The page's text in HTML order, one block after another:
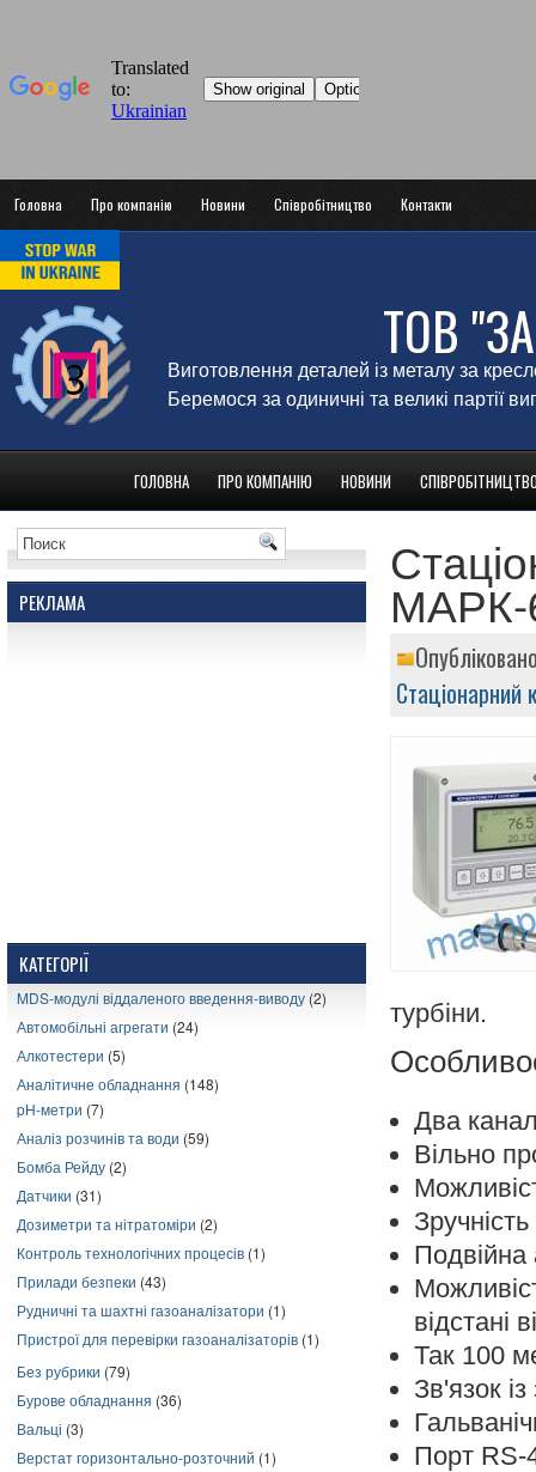
Головна Про компанію Новини Співробітництво Контакти
ТОВ
Виготовлення деталей із металу за
Беремося за одиничні та великі партії
ГОЛОВНА ПРО КОМПАНІЮ НОВИНИ
РЕКЛАМА
КАТЕГОРІЇ
MDS-модулі віддаленого введення-виводу (2)
Автомобільні агрегати (24)
Алкотестери (5)
Аналітичне обладнання (148)
pH-метри (7)
Аналіз розчинів та води (59)
Бомба Рейду (2)
Датчики (31)
Дозиметри та нітратоміри (2)
Контроль технологічних процесів (1)
Прилади безпеки (43)
Рудничні та шахтні газоаналізатори (1)
Пристрої для перевірки газоаналізаторів (1)
Без рубрики (79)
Бурове обладнання (36)
Вальці (3)
Верстат горизонтально-розточний (1)
МАРК-
Стаціонарний
турбіни.
Два
Вільно
Подвійна
відстані
Так 100
Зв'язок
Порт RS-